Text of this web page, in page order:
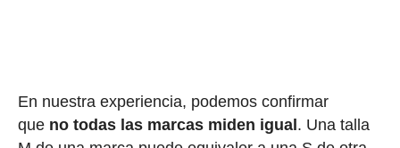
En nuestra experiencia, podemos confirmar
que no todas las marcas miden igual. Una talla